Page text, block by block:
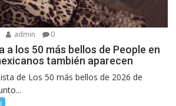
admin 0
a los 50 más bellos de People en
también aparecen
de Los 50 más bellos de 2026 de